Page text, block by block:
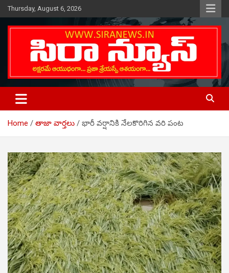
Skip
to
content
Thursday, August 6, 2026
SIRA NEWS
Telugu Online News Daily
Home తాజా వార్తలు భారీ వర్షానికి నేలకొరిగిన వరి పంట